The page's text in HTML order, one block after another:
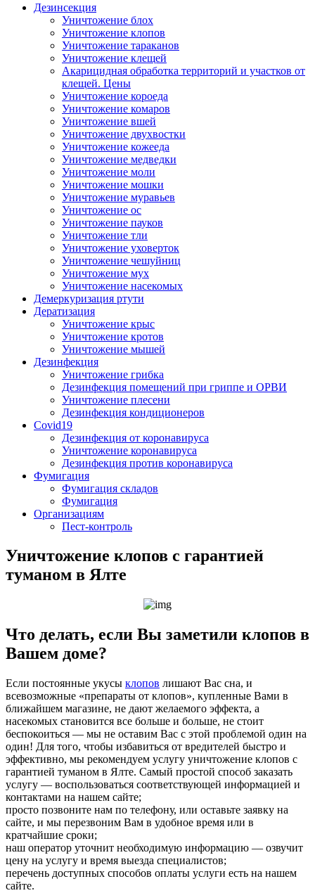
Дезинсекция
Уничтожение блох
Уничтожение клопов
Уничтожение тараканов
Уничтожение клещей
Акарицидная обработка территорий и участков от
клещей. Цены
Уничтожение короеда
Уничтожение комаров
Уничтожение вшей
Уничтожение двухвостки
Уничтожение кожееда
Уничтожение медведки
Уничтожение моли
Уничтожение мошки
Уничтожение муравьев
Уничтожение ос
Уничтожение пауков
Уничтожение тли
Уничтожение уховерток
Уничтожение чешуйниц
Уничтожение мух
Уничтожение насекомых
Демеркуризация ртути
Дератизация
Уничтожение крыс
Уничтожение кротов
Уничтожение мышей
Дезинфекция
Уничтожение грибка
Дезинфекция помещений при гриппе и ОРВИ
Уничтожение плесени
Дезинфекция кондиционеров
Covid19
Дезинфекция от коронавируса
Уничтожение коронавируса
Дезинфекция против коронавируса
Фумигация
Фумигация складов
Фумигация
Организациям
Пест-контроль
Уничтожение клопов с гарантией
туманом в Ялте
Что делать, если Вы заметили клопов в
Вашем доме?
Если постоянные укусы клопов лишают Вас сна, и
всевозможные «препараты от клопов», купленные Вами в
ближайшем магазине, не дают желаемого эффекта, а
насекомых становится все больше и больше, не стоит
беспокоиться — мы не оставим Вас с этой проблемой один на
один! Для того, чтобы избавиться от вредителей быстро и
эффективно, мы рекомендуем услугу уничтожение клопов с
гарантией туманом в Ялте. Самый простой способ заказать
услугу — воспользоваться соответствующей информацией и
контактами на нашем сайте;
просто позвоните нам по телефону, или оставьте заявку на
сайте, и мы перезвоним Вам в удобное время или в
кратчайшие сроки;
наш оператор уточнит необходимую информацию — озвучит
цену на услугу и время выезда специалистов;
перечень доступных способов оплаты услуги есть на нашем
сайте.